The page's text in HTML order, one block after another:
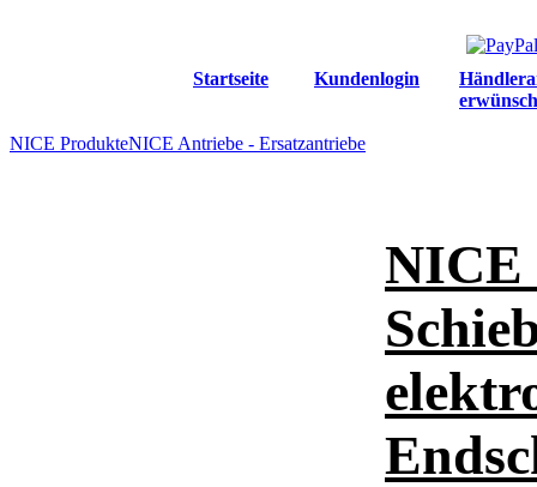
Startseite Kundenlogin
NICE ProdukteNICE Antriebe - Ersatzantriebe
NICE